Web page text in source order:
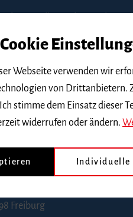
Seite von Reservix.
Freiburg
Joseph-Straße 229
Freiburg
0761 4968888
Freiburg
Cookie
Webseite verwenden wir
von
stimme dem Einsatz dieser
widerrufen oder ändern.
Individuelle